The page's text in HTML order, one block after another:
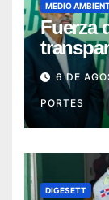
MEDIO
Fuerza
Norte
6 DE
PORTES
DIGESETT